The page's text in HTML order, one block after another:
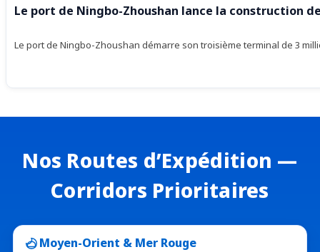
Le port de Ningbo-Zhoushan lance la construction
Le port de Ningbo-Zhoushan démarre son troisième terminal de 3
Nos Routes d’Expédition —
Corridors Prioritaires
Moyen-Orient & Mer Rouge